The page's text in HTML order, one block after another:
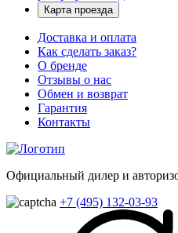
Карта проезда
Доставка и оплата
Как сделать заказ?
О бренде
Отзывы о нас
Обмен и возврат
Гарантия
Контакты
Официальный дилер и
+7 (495) 132-03-93